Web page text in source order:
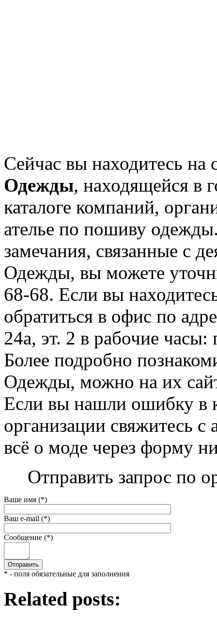
Сейчас вы находитесь на
Одежды, находящейся в
каталоге компаний,
ателье по пошиву
замечания, связанные с
Одежды, вы можете
68-68. Если вы
обратиться в офис по
24а, эт. 2 в рабочие
Более подробно
Одежды, можно на их
Если вы нашли ошибку в
организации свяжитесь
всё о моде через форму
Отправить запрос по
Ваше имя (*)
Ваш e-mail (*)
Сообщение (*)
* - поля обязательные для заполнения
Related posts: